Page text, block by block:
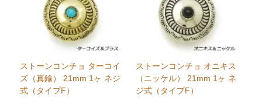
ストーンコンチョ ターコイ
ズ（真鍮） 21mm 1ヶ ネジ
式（タイプF）
ストーンコンチョ オニキス
（ニッケル） 21mm 1ヶ ネ
ジ式（タイプF）